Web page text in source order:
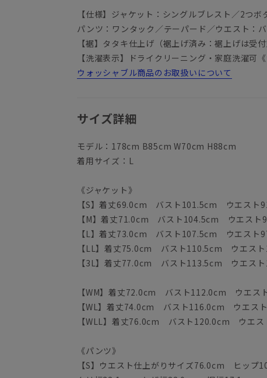
【仕様】ジャケット：シングルブレスト／2つ
パンツ：ワンタック／テーパード／ウエスト：
【裾】タタキ仕上げ（裾上げ済み：裾上げは受
【洗濯表示】ドライクリーニング・家庭洗濯可
ウォッシャブル商品のお取扱いについて
サイズ詳細
モデル：178cm B85cm W70cm H88cm
着用サイズ：L
《ジャケット》
【S】着丈69.0cm バスト101.5cm ウエス
【M】着丈71.0cm バスト104.5cm ウエス
【L】着丈73.0cm バスト107.5cm ウエス
【LL】着丈75.0cm バスト110.5cm ウエス
【3L】着丈77.0cm バスト113.5cm ウエス
【WM】着丈72.0cm バスト112.0cm ウエ
【WL】着丈74.0cm バスト116.0cm ウエ
【WLL】着丈76.0cm バスト120.0cm ウエ
《パンツ》
【S】ウエスト仕上がりサイズ76.0cm ヒ